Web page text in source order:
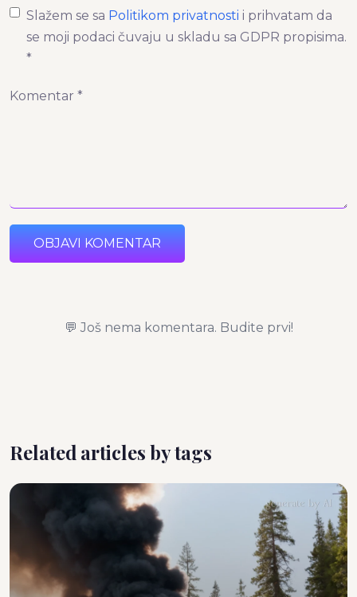
Slažem se sa Politikom privatnosti i prihvatam da
se moji podaci čuvaju u skladu sa GDPR propisima.
*
Komentar *
OBJAVI KOMENTAR
💬 Još nema komentara. Budite prvi!
Related articles by tags